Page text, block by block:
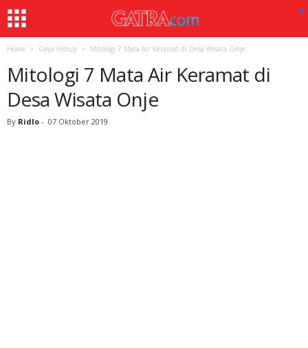
Home Gaya Hidup Mitologi 7 Mata Air Keramat di Desa Wisata Onje
Mitologi 7 Mata Air Keramat di
Desa Wisata Onje
By Ridlo - 07 Oktober 2019